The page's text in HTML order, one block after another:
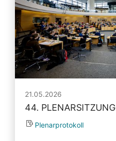
21.05.2026
44. PLENARSITZUNG
Plenarprotokoll